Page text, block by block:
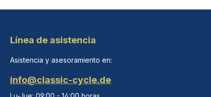
Línea de asistencia
Asistencia y asesoramiento en:
info@classic-cycle.de